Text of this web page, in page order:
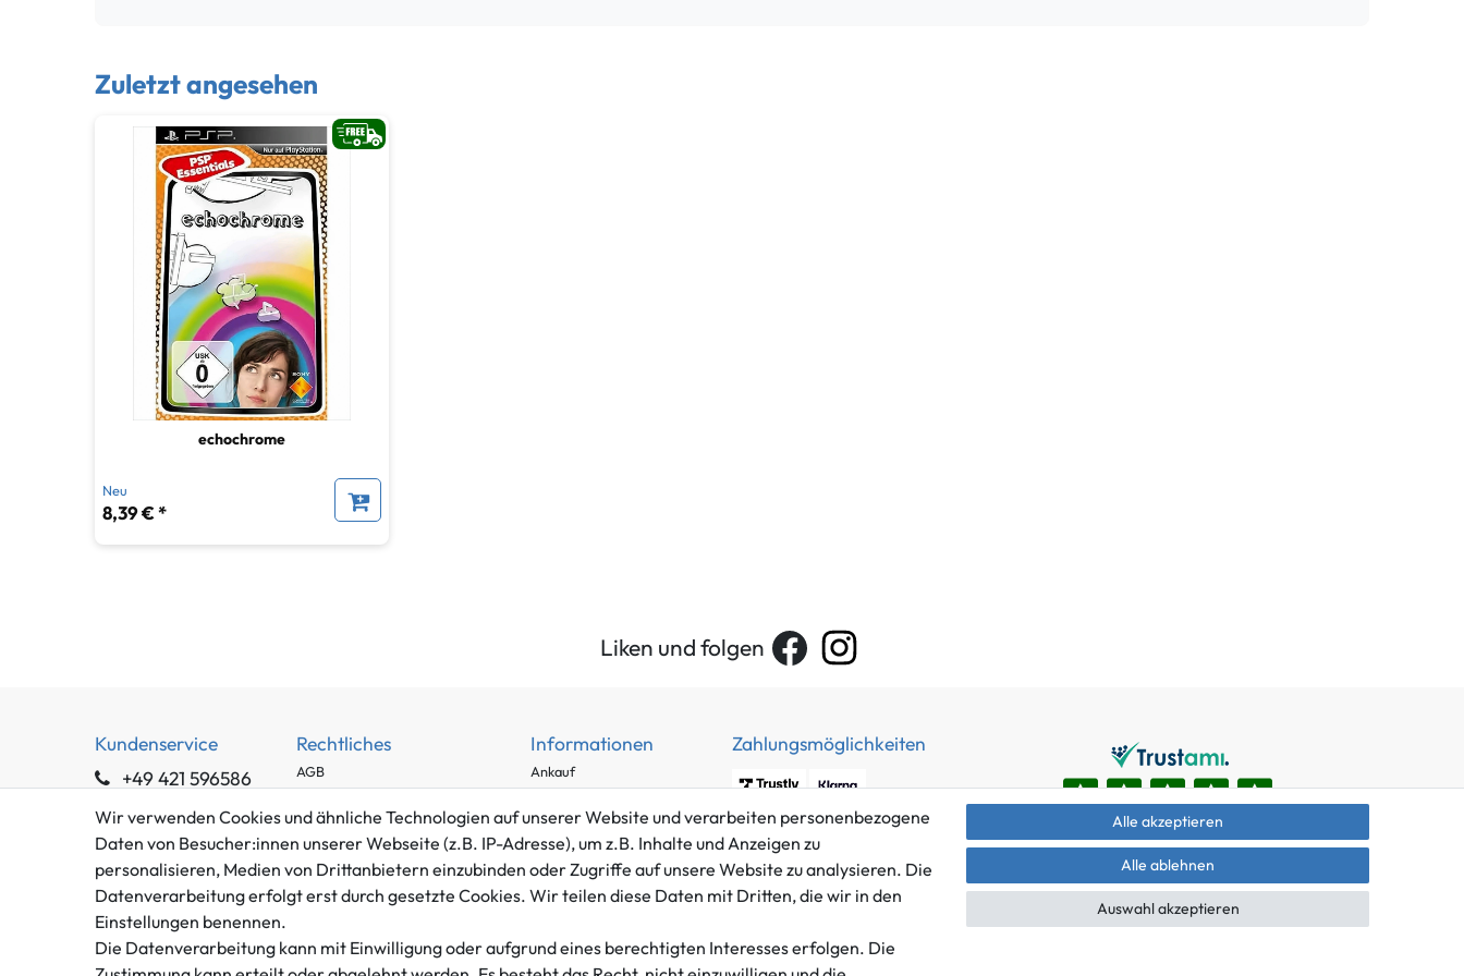
Zuletzt angesehen
echochrome
Neu
8,39 € *
Liken und folgen
Kundenservice
+49 421 596586
info@gameworld.de
Kontaktformular
Rechtliches
AGB
Datenschutzerklärung
Barrierefreiheitserklärung
Widerrufs­recht
Informationen
Ankauf
Häufig gestellte Fragen
Zahlung und Versand
Batterieentsorgung
Zahlungsmöglichkeiten
Mitglied im Händlerbund
Wir verwenden Cookies und ähnliche Technologien auf unserer Website und verarbeiten personenbezogene
Daten von Besucher:innen unserer Webseite (z.B. IP-Adresse), um z.B. Inhalte und Anzeigen zu
personalisieren, Medien von Drittanbietern einzubinden oder Zugriffe auf unsere Website zu analysieren. Die
Datenverarbeitung erfolgt erst durch gesetzte Cookies. Wir teilen diese Daten mit Dritten, die wir in den
Einstellungen benennen.
Die Datenverarbeitung kann mit Einwilligung oder aufgrund eines berechtigten Interesses erfolgen. Die
Alle akzeptieren
Alle ablehnen
Auswahl akzeptieren